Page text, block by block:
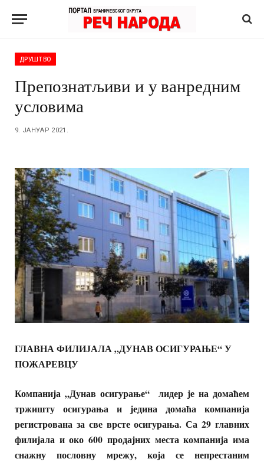
ДРУШТВО
Препознатљиви и у ванредним
условима
9. ЈАНУАР 2021.
ГЛАВНА ФИЛИЈАЛА „ДУНАВ ОСИГУРАЊЕ“ У
ПОЖАРЕВЦУ
Компанија „Дунав осигурање“ лидер је на домаћем
тржишту осигурања и једина домаћа компанија
регистрована за све врсте осигурања. Са 29 главних
филијала и око 600 продајних места компанија има
снажну пословну мрежу, која се непрестаним